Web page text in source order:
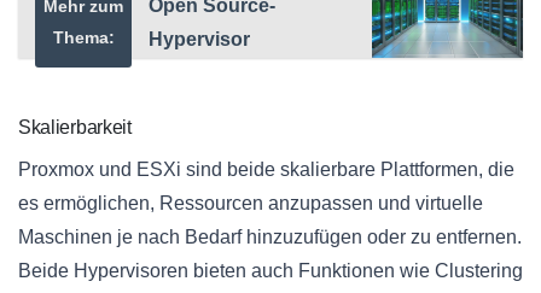
Mehr zum
Thema:
Open Source-
Hypervisor
Skalierbarkeit
Proxmox und ESXi sind beide skalierbare Plattformen, die
es ermöglichen, Ressourcen anzupassen und virtuelle
Maschinen je nach Bedarf hinzuzufügen oder zu entfernen.
Beide Hypervisoren bieten auch Funktionen wie Clustering